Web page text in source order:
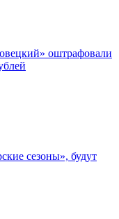
оштрафовали
сезоны», будут